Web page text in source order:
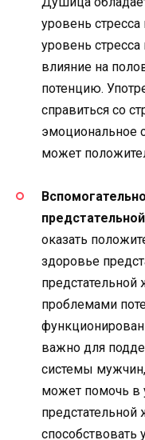
уровень
уровень
влияние на
потенцию.
справиться со
эмоциональное
может
оказать
здоровье
проблемами
важно для
системы
может помочь в
способствовать